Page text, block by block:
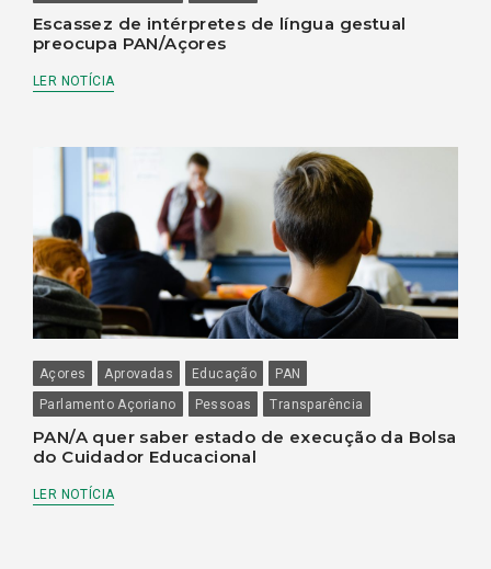
Escassez de intérpretes de língua gestual
preocupa PAN/Açores
LER NOTÍCIA
Açores Aprovadas Educação
PAN
Parlamento Açoriano
Pessoas Transparência
PAN/A quer saber estado de execução da Bolsa
do Cuidador Educacional
LER NOTÍCIA